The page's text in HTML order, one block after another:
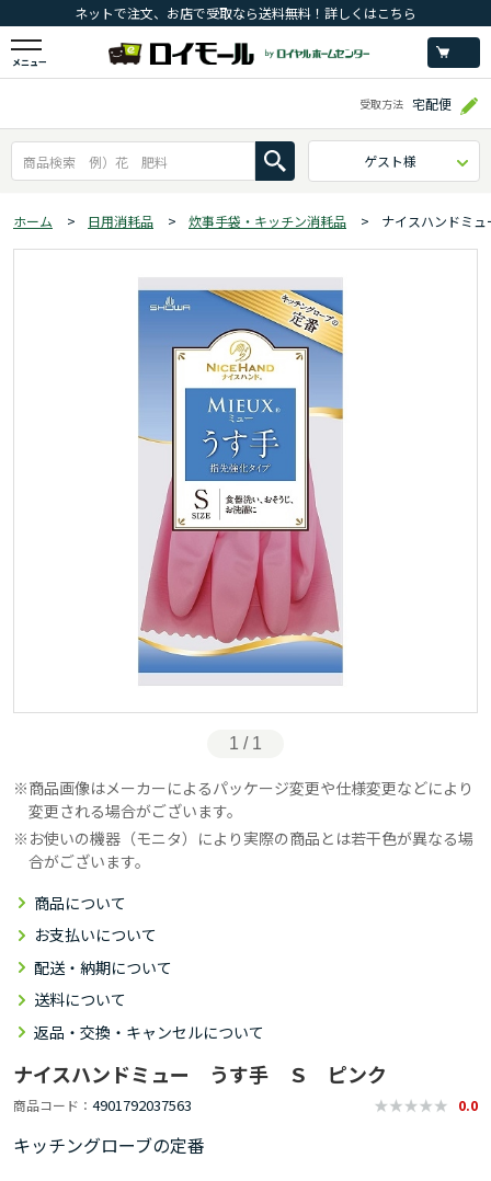
ネットで注文、お店で受取なら送料無料！詳しくはこちら
メニュー
受取方法 宅配便
ゲスト様
ホーム > 日用消耗品 > 炊事手袋・キッチン消耗品 > ナイスハンド
1 / 1
商品画像はメーカーによるパッケージ変更や仕様変更などにより
変更される場合がございます。
お使いの機器（モニタ）により実際の商品とは若干色が異なる場
合がございます。
商品について
お支払いについて
配送・納期について
送料について
返品・交換・キャンセルについて
ナイスハンドミュー うす手 Ｓ ピンク
商品コード 4901792037563 0.0
キッチングローブの定番